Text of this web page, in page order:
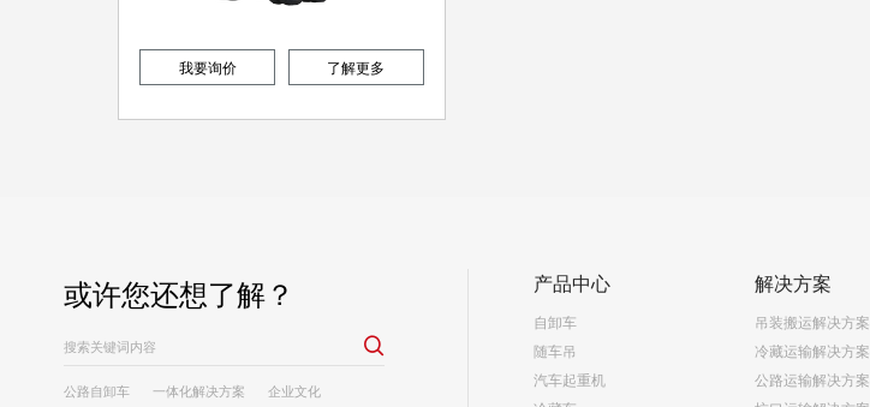
我要询价 了解更多
或许您还想了解？

公路自卸车 一体化解决方案 企业文化
产品中心
自卸车
随车吊
汽车起重机
解决方案
吊装搬运解决方案
冷藏运输解决方案
公路运输解决方案